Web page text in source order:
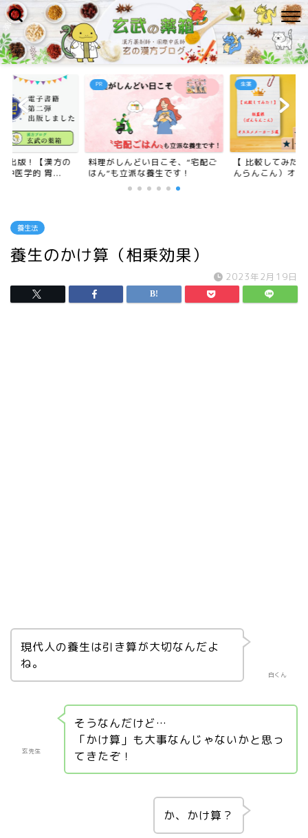
出版！【漢方の
中医学的 胃...
PR
料理がしんどい日こそ、“宅配ご
はん”も立派な養生です！
生薬
【 比較してみた
んらんこん）オ
養生法
養生のかけ算（相乗効果）
2023年2月19日
白くん
現代人の養生は引き算が大切なんだよ
ね。
玄先生
そうなんだけど…
「かけ算」も大事なんじゃないかと思っ
てきたぞ！
か、かけ算？